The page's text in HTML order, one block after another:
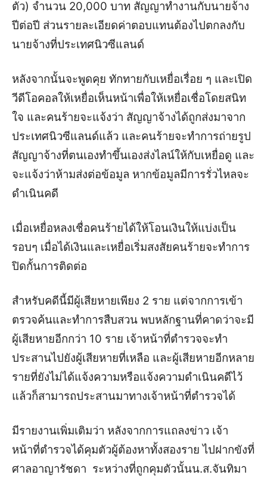
ตัว) จำนวน 20,000 บาท สัญญาทำงานกับนายจ้าง
ปีต่อปี ส่วนรายละเอียดค่าตอบแทนต้องไปตกลงกับ
นายจ้างที่ประเทศนิวซีแลนด์
หลังจากนั้นจะพูดคุย ทักทายกับเหยื่อเรื่อย ๆ และเปิด
วีดีโอคอลให้เหยื่อเห็นหน้าเพื่อให้เหยื่อเชื่อโดยสนิท
ใจ และคนร้ายจะแจ้งว่า สัญญาจ้างได้ถูกส่งมาจาก
ประเทศนิวซีแลนด์แล้ว และคนร้ายจะทำการถ่ายรูป
สัญญาจ้างที่ตนเองทำขึ้นเองส่งไลน์ให้กับเหยื่อดู และ
จะแจ้งว่าห้ามส่งต่อข้อมูล หากข้อมูลมีการรั่วไหลจะ
ดำเนินคดี
เมื่อเหยื่อหลงเชื่อคนร้ายได้ให้โอนเงินให้แบ่งเป็น
รอบๆ เมื่อได้เงินและเหยื่อเริ่มสงสัยคนร้ายจะทำการ
ปิดกั้นการติดต่อ
สำหรับคดีนี้มีผู้เสียหายเพียง 2 ราย แต่จากการเข้า
ตรวจค้นและทำการสืบสวน พบหลักฐานที่คาดว่าจะมี
ผู้เสียหายอีกกว่า 10 ราย เจ้าหน้าที่ตำรวจจะทำ
ประสานไปยังผู้เสียหายที่เหลือ และผู้เสียหายอีกหลาย
รายที่ยังไม่ได้แจ้งความหรือแจ้งความดำเนินคดีไว้
แล้วก็สามารถประสานมาทางเจ้าหน้าที่ตำรวจได้
มีรายงานเพิ่มเติมว่า หลังจากการแถลงข่าว เจ้า
หน้าที่ตำรวจได้คุมตัวผู้ต้องหาทั้งสองราย ไปฝากขังที่
ศาลอาญารัชดา ระหว่างที่ถูกคุมตัวนั้นน.ส.จันทิมา